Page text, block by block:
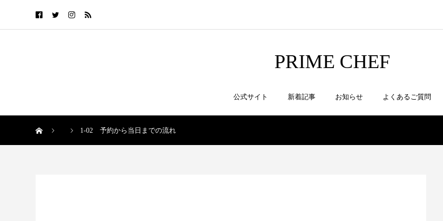
PRIME CHEF
公式サイト 新着記事 お知らせ よくあるご質問
1-02 予約から当日までの流れ